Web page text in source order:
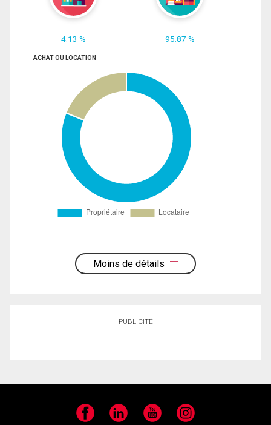
4.13 % 95.87 %
ACHAT OU LOCATION
Moins de détails
PUBLICITÉ
Facebook LinkedIn YouTube Instagram